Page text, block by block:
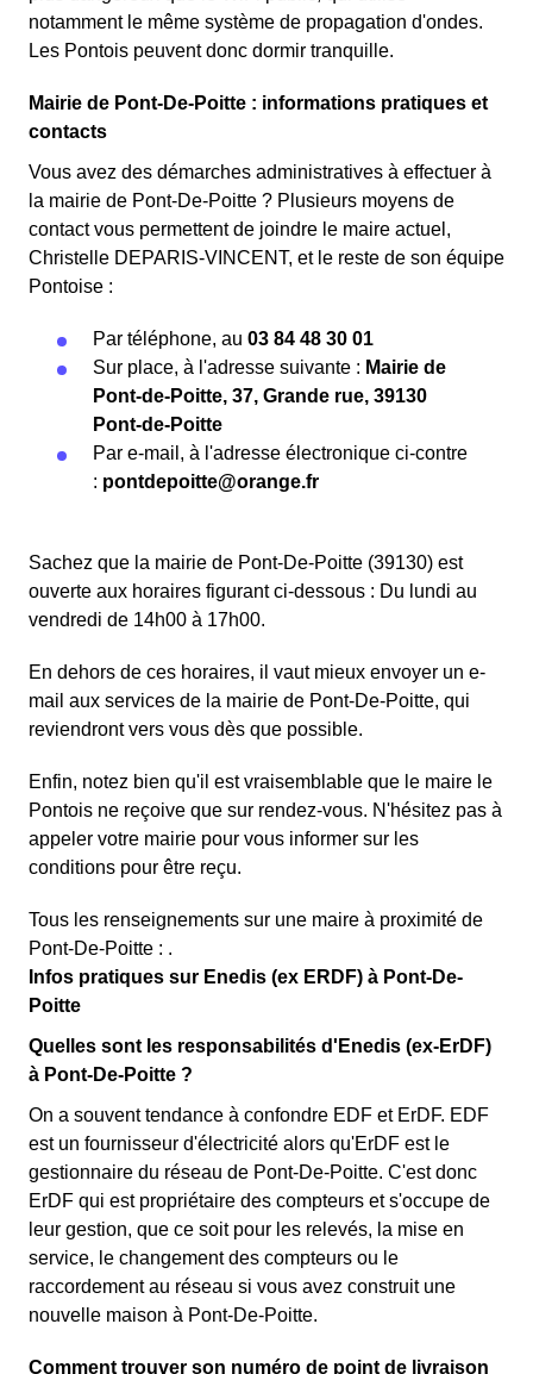
notamment le même système de propagation d'ondes.
Les Pontois peuvent donc dormir tranquille.
Mairie de Pont-De-Poitte : informations pratiques et
contacts
Vous avez des démarches administratives à effectuer à
la mairie de Pont-De-Poitte ? Plusieurs moyens de
contact vous permettent de joindre le maire actuel,
Christelle DEPARIS-VINCENT, et le reste de son équipe
Pontoise :
Par téléphone, au 03 84 48 30 01
Sur place, à l'adresse suivante : Mairie de
Pont-de-Poitte, 37, Grande rue, 39130
Pont-de-Poitte
Par e-mail, à l'adresse électronique ci-contre
: pontdepoitte@orange.fr
Sachez que la mairie de Pont-De-Poitte (39130) est
ouverte aux horaires figurant ci-dessous : Du lundi au
vendredi de 14h00 à 17h00.
En dehors de ces horaires, il vaut mieux envoyer un e-
mail aux services de la mairie de Pont-De-Poitte, qui
reviendront vers vous dès que possible.
Enfin, notez bien qu'il est vraisemblable que le maire le
Pontois ne reçoive que sur rendez-vous. N'hésitez pas à
appeler votre mairie pour vous informer sur les
conditions pour être reçu.
Tous les renseignements sur une maire à proximité de
Pont-De-Poitte : .
Infos pratiques sur Enedis (ex ERDF) à Pont-De-
Poitte
Quelles sont les responsabilités d'Enedis (ex-ErDF)
à Pont-De-Poitte ?
On a souvent tendance à confondre EDF et ErDF. EDF
est un fournisseur d'électricité alors qu'ErDF est le
gestionnaire du réseau de Pont-De-Poitte. C'est donc
ErDF qui est propriétaire des compteurs et s'occupe de
leur gestion, que ce soit pour les relevés, la mise en
service, le changement des compteurs ou le
raccordement au réseau si vous avez construit une
nouvelle maison à Pont-De-Poitte.
Comment trouver son numéro de point de livraison